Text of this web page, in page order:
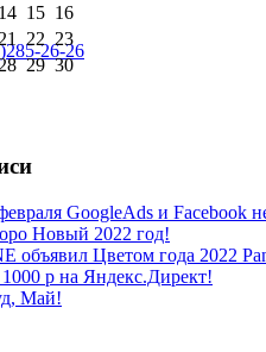
26-26
14 15 16
21 22 23
29 30
GoogleAds и Facebook
Новый 2022 год!
объявил Цветом года 2022
р на Яндекс.Директ!
Май!